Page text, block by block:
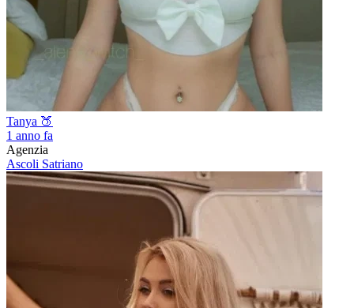
Tanya 🍑
1 anno fa
Agenzia
Ascoli Satriano